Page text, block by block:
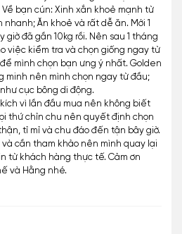
bạn cún: Xinh xắn khoẻ mạnh từ
nhanh; Ăn khoẻ và rất dễ ăn. Mới 1
đã gần 10kg rồi. Nên sau 1 tháng
việc kiểm tra và chọn giống ngay từ
mình chọn bạn ưng ý nhất. Golden
minh nên mình chọn ngay từ đầu;
cục bông di động.
vì lần đầu mua nên không biết
thứ chỉn chu nên quyết định chọn
tỉ mỉ và chu đáo đến tận bây giờ.
cần tham khảo nên mình quay lại
từ khách hàng thực tế. Cảm ơn
và Hằng nhé.